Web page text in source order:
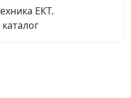
ЕКТ.